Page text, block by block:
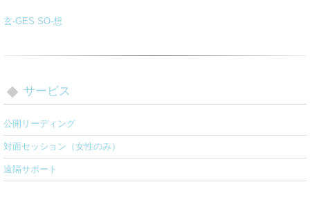
玄-GES SO-想
サービス
公開リーディング
対面セッション（女性のみ）
遠隔サポート